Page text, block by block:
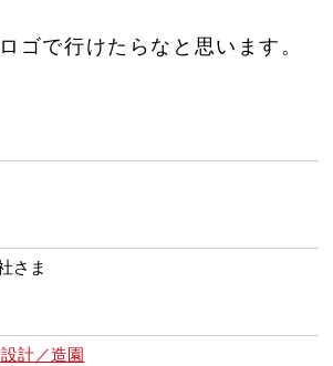
ゴで行けたらなと思います。
さま
計／造園